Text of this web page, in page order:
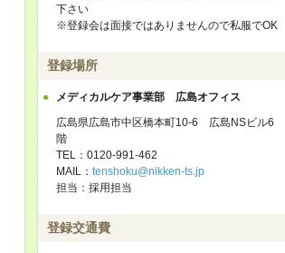
下さい
※登録会は面接ではありませんので私服でOK
登録場所
メディカルケア事業部 広島オフィス
広島県広島市中区橋本町10-6 広島NSビル6
階
TEL：0120-991-462
MAIL： tenshoku@nikken-ts.jp
担当：採用担当
登録交通費